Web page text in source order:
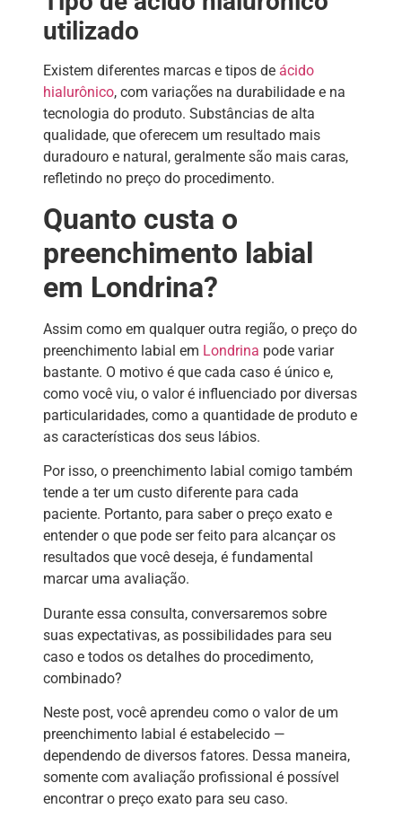
utilizado
Existem diferentes marcas e tipos de ácido
hialurônico, com variações na durabilidade e na
tecnologia do produto. Substâncias de alta
qualidade, que oferecem um resultado mais
duradouro e natural, geralmente são mais caras,
refletindo no preço do procedimento.
Quanto custa o
preenchimento labial
em Londrina?
Assim como em qualquer outra região, o preço do
preenchimento labial em Londrina pode variar
bastante. O motivo é que cada caso é único e,
como você viu, o valor é influenciado por diversas
particularidades, como a quantidade de produto e
as características dos seus lábios.
Por isso, o preenchimento labial comigo também
tende a ter um custo diferente para cada
paciente. Portanto, para saber o preço exato e
entender o que pode ser feito para alcançar os
resultados que você deseja, é fundamental
marcar uma avaliação.
Durante essa consulta, conversaremos sobre
suas expectativas, as possibilidades para seu
caso e todos os detalhes do procedimento,
combinado?
Neste post, você aprendeu como o valor de um
preenchimento labial é estabelecido —
dependendo de diversos fatores. Dessa maneira,
somente com avaliação profissional é possível
encontrar o preço exato para seu caso.